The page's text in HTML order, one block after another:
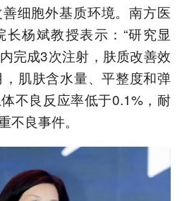
细胞外基质环境。南方医
杨斌教授表示：“研究显
完成3次注射，肤质改善效
肌肤含水量、平整度和弹
不良反应率低于0.1%，耐
不良事件。